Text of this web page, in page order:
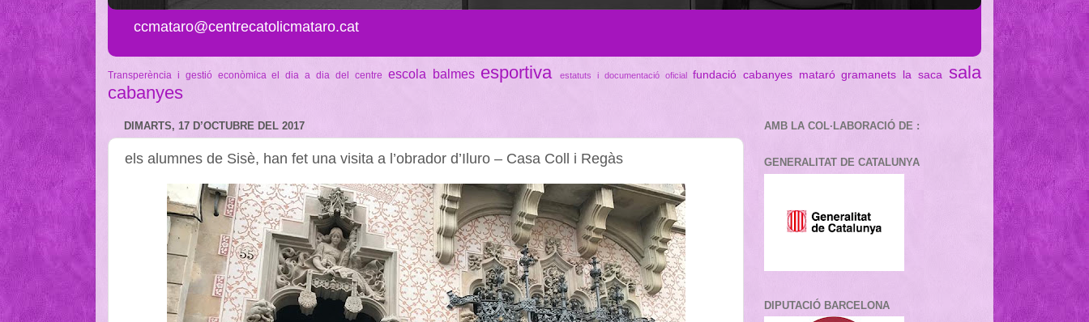
ccmataro@centrecatolicmataro.cat
Transperència i gestió econòmica el dia a dia del centre escola balmes esportiva estatuts i documentació oficial fundació cabanyes mataró gramanets la saca
sala
cabanyes
DIMARTS, 17 D’OCTUBRE DEL 2017
els alumnes de Sisè, han fet una visita a l’obrador d’Iluro – Casa Coll i Regàs
AMB LA COL·LABORACIÓ DE :
GENERALITAT DE CATALUNYA
DIPUTACIÓ BARCELONA